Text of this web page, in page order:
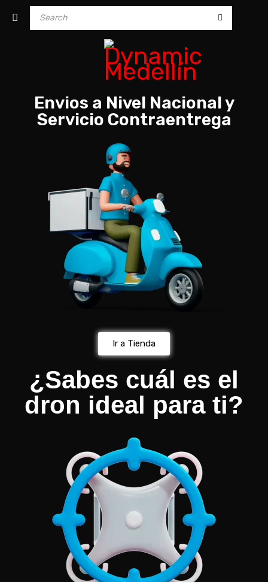
Envios a Nivel Nacional y
Servicio Contraentrega
Ir a Tienda
¿Sabes cuál es el
dron ideal para ti?​